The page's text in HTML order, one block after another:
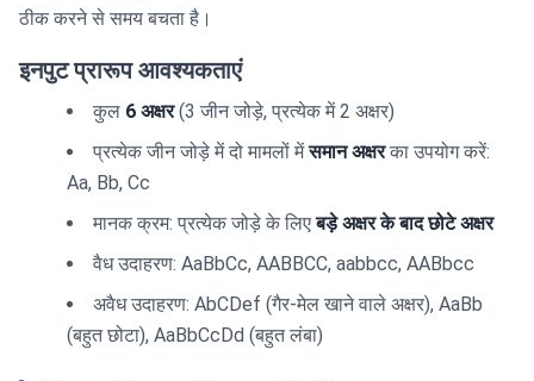
ठीक करने से समय बचता है।
इनपुट प्रारूप आवश्यकताएं
कुल 6 अक्षर(3 जीन जोड़े, प्रत्येक में 2 अक्षर)
प्रत्येक जीन जोड़े में दो मामलों मेंसमान अक्षरका उपयोग करें:
Aa, Bb, Cc
मानक क्रम: प्रत्येक जोड़े के लिएबड़े अक्षर के बाद छोटे अक्षर
वैध उदाहरण: AaBbCc, AABBCC, aabbcc, AABbcc
अवैध उदाहरण: AbCDef (गैर-मेल खाने वाले अक्षर), AaBb
(बहुत छोटा), AaBbCcDd (बहुत लंबा)